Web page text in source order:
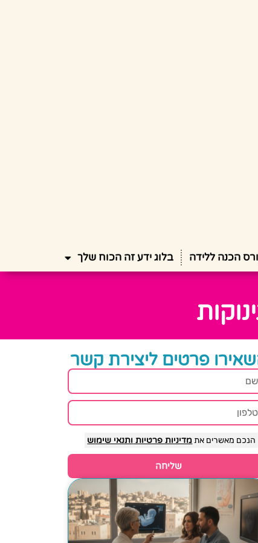
הכנה ללידה בלוג ידע זה הכוח שלך
פרטים ליצירת קשר
הנכם מאשרים אתמדיניות פרטיות ותנאי שימוש
שליחה